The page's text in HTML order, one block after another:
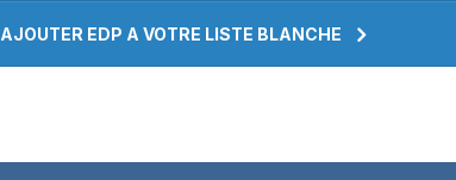
AJOUTER EDP A VOTRE LISTE BLANCHE